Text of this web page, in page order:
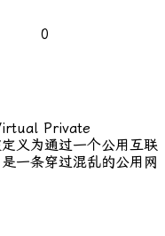
0
Private
义为通过一个公用互联
一条穿过混乱的公用网